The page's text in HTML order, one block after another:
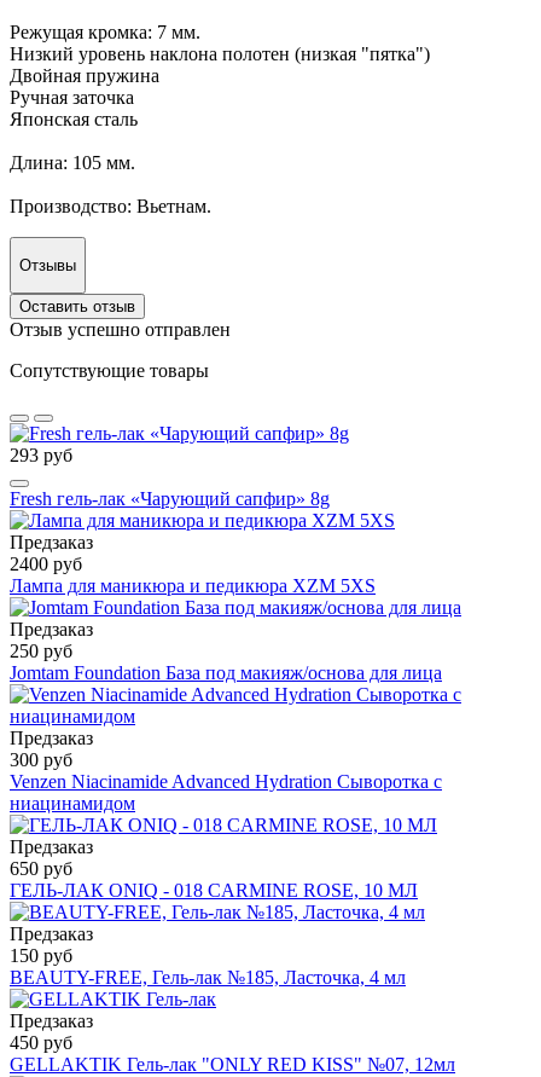
Режущая кромка: 7 мм.
Низкий уровень наклона полотен (низкая "пятка")
Двойная пружина
Ручная заточка
Японская сталь
Длина: 105 мм.
Производство: Вьетнам.
Отзывы
Оставить отзыв
Отзыв успешно отправлен
Сопутствующие товары
293 руб
Fresh гель-лак «Чарующий сапфир» 8g
Предзаказ
2400 руб
Лампа для маникюра и педикюра XZM 5XS
Предзаказ
250 руб
Jomtam Foundation База под макияж/основа для лица
Предзаказ
300 руб
Venzen Niacinamide Advanced Hydration Сыворотка с
ниацинамидом
Предзаказ
650 руб
ГЕЛЬ-ЛАК ONIQ - 018 CARMINE ROSE, 10 МЛ
Предзаказ
150 руб
BEAUTY-FREE, Гель-лак №185, Ласточка, 4 мл
Предзаказ
450 руб
GELLAKTIK Гель-лак "ONLY RED KISS" №07, 12мл